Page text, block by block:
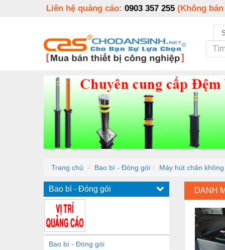
Liên hệ quảng cáo: 0903 357 255 (Không
Trang chủ Bao bì - Đóng gói Máy hút chân
Bao bì - Đóng gói
Bao bì - Đóng gói
DANH